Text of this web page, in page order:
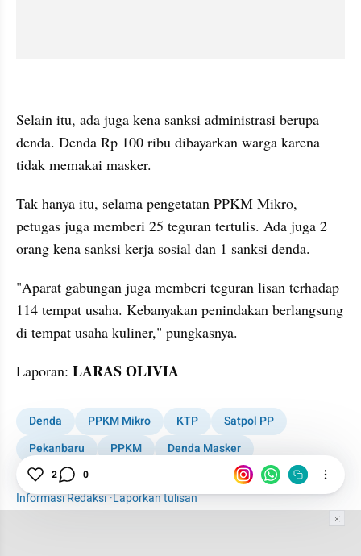
Selain itu, ada juga kena sanksi administrasi berupa
denda. Denda Rp 100 ribu dibayarkan warga karena
tidak memakai masker.
Tak hanya itu, selama pengetatan PPKM Mikro,
petugas juga memberi 25 teguran tertulis. Ada juga 2
orang kena sanksi kerja sosial dan 1 sanksi denda.
"Aparat gabungan juga memberi teguran lisan terhadap
114 tempat usaha. Kebanyakan penindakan berlangsung
di tempat usaha kuliner," pungkasnya.
Laporan: LARAS OLIVIA
Denda PPKM Mikro KTP
Satpol PP
Pekanbaru
PPKM
Denda Masker
PPKM Skala Mikro
Informasi Redaksi·Laporkan tulisan
2 0